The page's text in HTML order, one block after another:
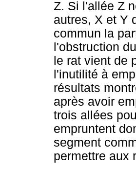
Z. Si l'allée Z
autres, X et Y
commun la
l'obstruction
le rat vient de
l'inutilité à
résultats
après avoir
trois allées
empruntent
segment
permettre aux